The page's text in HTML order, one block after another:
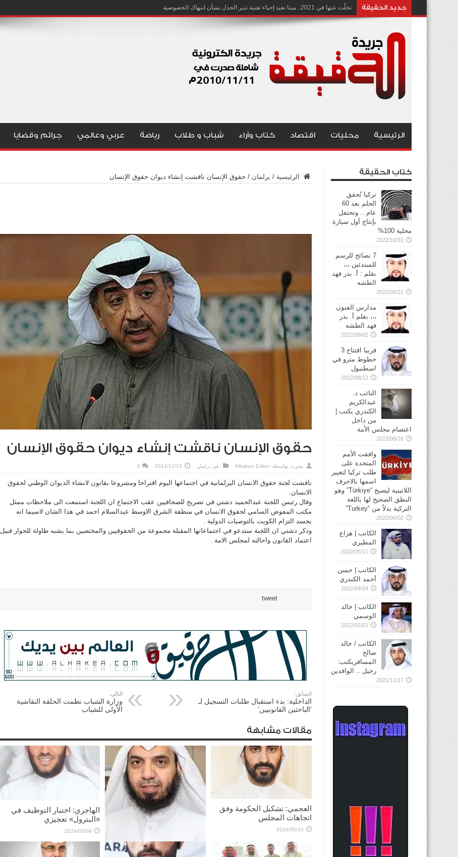
جديد الحقيقة تخلّت عنها في 2021.. ميتا تعيد إحياء تقنية تثير الجدل بشأن انتهاك الخصوصية
الرئيسية محليات اقتصاد كتاب وآراء شباب و طلاب رياضة عربي وعالمي جرائم وقضايا
الرئيسية / برلمان / حقوق الإنسان ناقشت إنشاء ديوان حقوق الإنسان
حقوق الإنسان ناقشت إنشاء ديوان حقوق الإنسان
نشرت بواسطة: Alhakea Editor في برلمان 2014/12/15
0
ناقشت لجنة حقوق الانسان البرلمانية في اجتماعها اليوم اقتراحا ومشروعا بقانون لانشاء الديوان الوطني لحقوق
الانسان.
وقال رئيس اللجنة عبدالحميد دشتي في تصريح للصحافيين عقب الاجتماع ان اللجنة استمعت الى ملاحظات ممثل
مكتب المفوض السامي لحقوق الانسان في منطقة الشرق الاوسط عبدالسلام احمد في هذا الشان لاسيما انه
يجسد التزام الكويت بالتوصيات الدولية .
وذكر دشتي ان اللجنة ستدعو في اجتماعاتها المقبلة مجموعة من الحقوقيين والمختصين بما يشبه طاولة للحوار قبيل
اعتماد القانون واحالته لمجلس الامة .
tweet
السابق:
الداخلية: بدء استقبال طلبات التسجيل لـ
‘الباحثين القانونيين’
التالي:
وزارة الشباب نظمت الحلقة النقاشية
الأولى للشباب
مقالات مشابهة
العجمي: تشكيل الحكومة وفق
اتجاهات المجلس
2024/05/10
الهاجري: اختبار التوظيف في
«البترول» تعجيزي
2024/05/08
كتاب الحقيقة
تركيا تُحقق
الحلم بعد 60
عام .. وتحتفل
بإنتاج أول سيارة
محلية 100%
2022/10/31
7 نصائح للرسم
للمبتدئين ،،،
بقلم : أ. بدر فهد
الطشه
2022/09/21
مدارس الفنون
،،، بقلم أ. بدر
فهد الطشه
2022/09/02
قريبا افتتاح 3
خطوط مترو في
2022/08/12
النائب د.
عبدالكريم
الكندري يكتب |
من داخل
اعتصام مجلس الأمة
2022/06/16
وافقت الأمم
المتحدة على
طلب تركيا لتغيير
اسمها بالاحرف
اللاتينية ليصبح “Türkiye” وهو
النطق الصحيح لها باللغة
التركية بدلاً من “Turkey”
2022/06/02
الكاتب | هزاع
المطيري
2022/05/11
الكاتب | حسن
أحمد الكندري
2022/04/24
الكاتب | خالد
الوسمي
2022/01/01
الكاتب / خالد
صالح
المسافريكتب:
رحيل .. الوافدين
2021/11/17